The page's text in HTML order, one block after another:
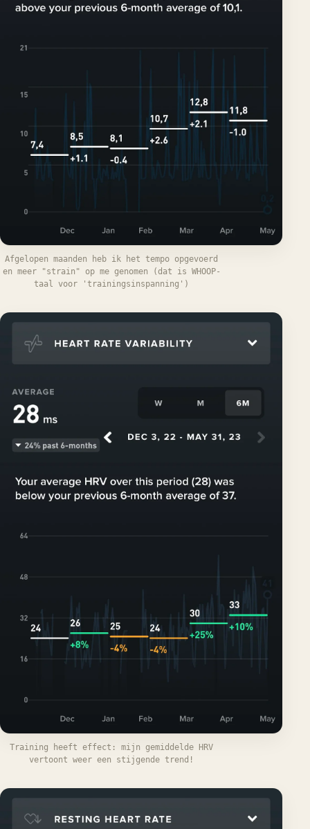
Afgelopen maanden heb ik het tempo opgevoerd
en meer "strain" op me genomen (dat is WHOOP-
taal voor 'trainingsinspanning')
Training heeft effect: mijn gemiddelde HRV
vertoont weer een stijgende trend!